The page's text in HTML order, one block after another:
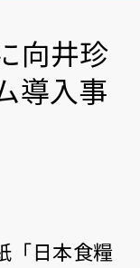
向井珍
導入事
「日本食糧